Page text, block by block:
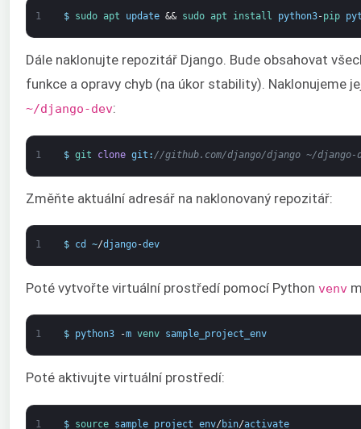
1 $ sudo apt update && sudo apt install python3-pip
Dále naklonujte repozitář Django. Bude obsahovat
funkce a opravy chyb (na úkor stability). Naklonujeme
~/django-dev:
1 $ git clone git : //github.com/django/django ~/django-
Změňte aktuální adresář na naklonovaný repozitář:
1 $ cd ~/django-dev
Poté vytvořte virtuální prostředí pomocí Python venv
1 $ python3 -m venv sample_project_env
Poté aktivujte virtuální prostředí:
1 $ source sample_project_env/ bin/activate